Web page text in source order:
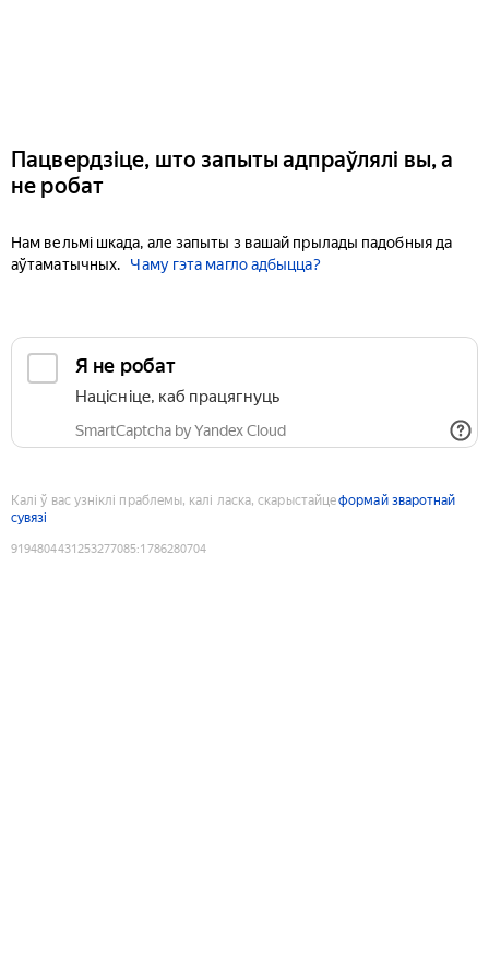
Пацвердзіце, што запыты адпраўлялі вы, а
не робат
Нам вельмі шкада, але запыты з вашай прылады падобныя да
аўтаматычных.
Чаму гэта магло адбыцца?
Я не робат
Націсніце, каб працягнуць
SmartCaptcha by Yandex Cloud
Калі ў вас узніклі праблемы, калі ласка, скарыстайцеформай зваротнай
сувязі
9194804431253277085:1786280704